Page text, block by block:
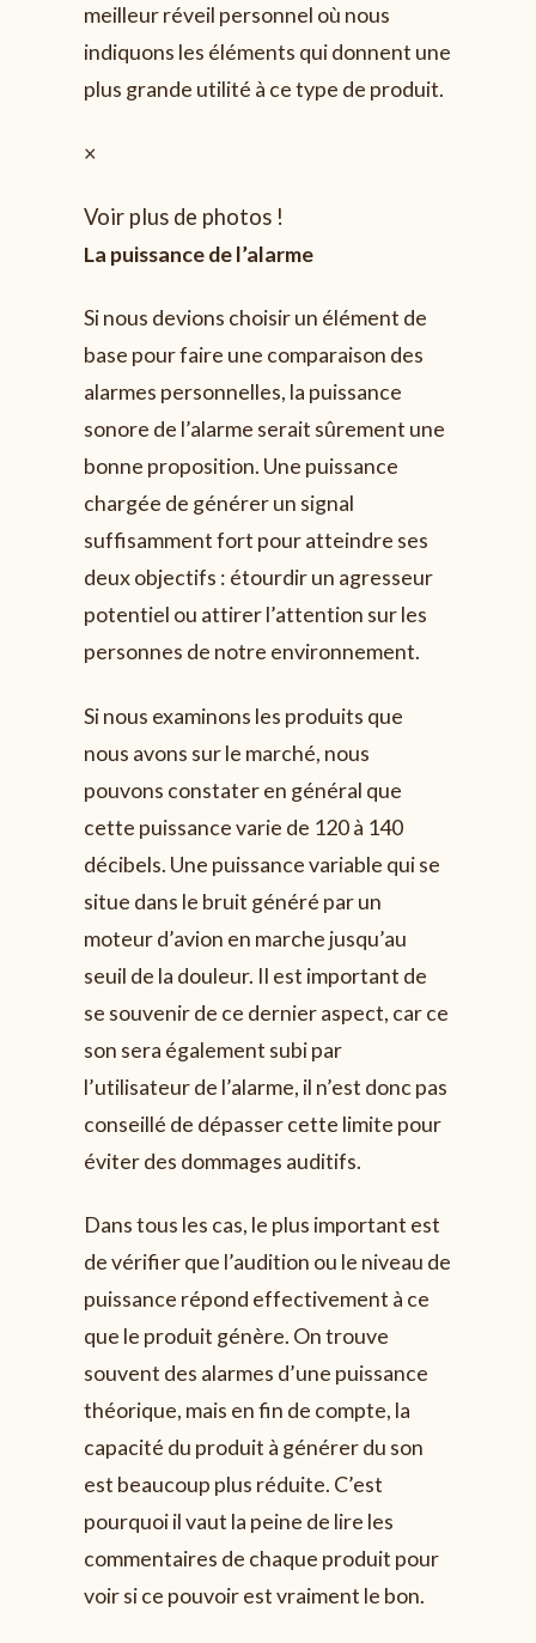
meilleur réveil personnel où nous
indiquons les éléments qui donnent une
plus grande utilité à ce type de produit.
×
Voir plus de photos !
La puissance de l’alarme
Si nous devions choisir un élément de
base pour faire une comparaison des
alarmes personnelles, la puissance
sonore de l’alarme serait sûrement une
bonne proposition. Une puissance
chargée de générer un signal
suffisamment fort pour atteindre ses
deux objectifs : étourdir un agresseur
potentiel ou attirer l’attention sur les
personnes de notre environnement.
Si nous examinons les produits que
nous avons sur le marché, nous
pouvons constater en général que
cette puissance varie de 120 à 140
décibels. Une puissance variable qui se
situe dans le bruit généré par un
moteur d’avion en marche jusqu’au
seuil de la douleur. Il est important de
se souvenir de ce dernier aspect, car ce
son sera également subi par
l’utilisateur de l’alarme, il n’est donc pas
conseillé de dépasser cette limite pour
éviter des dommages auditifs.
Dans tous les cas, le plus important est
de vérifier que l’audition ou le niveau de
puissance répond effectivement à ce
que le produit génère. On trouve
souvent des alarmes d’une puissance
théorique, mais en fin de compte, la
capacité du produit à générer du son
est beaucoup plus réduite. C’est
pourquoi il vaut la peine de lire les
commentaires de chaque produit pour
voir si ce pouvoir est vraiment le bon.